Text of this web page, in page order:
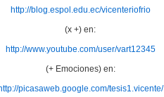
http://blog.espol.edu.ec/vicenteriofrio
(x +) en:
http://www.youtube.com/user/vart12345
(+ Emociones) en:
picasaweb.google.com/tesis1.vicente/